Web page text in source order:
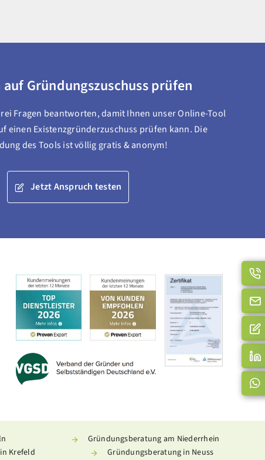
Gründungszuschuss prüfen
Fragen beantworten, damit Ihnen unser Online-Tool
einen Existenzgründerzuschuss prüfen kann. Die
des Tools ist völlig gratis & anonym!
Jetzt Anspruch testen
Krefeld
Gründungsberatung am Niederrhein
Gründungsberatung in Neuss